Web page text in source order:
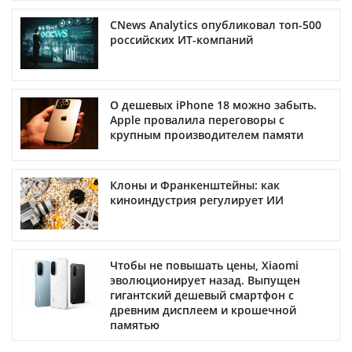
CNews Analytics опубликовал топ-500
российских ИТ-компаний
О дешевых iPhone 18 можно забыть.
Apple провалила переговоры с
крупным производителем памяти
Клоны и Франкенштейны: как
киноиндустрия регулирует ИИ
Чтобы не повышать цены, Xiaomi
эволюционирует назад. Выпущен
гигантский дешевый смартфон с
древним дисплеем и крошечной
памятью